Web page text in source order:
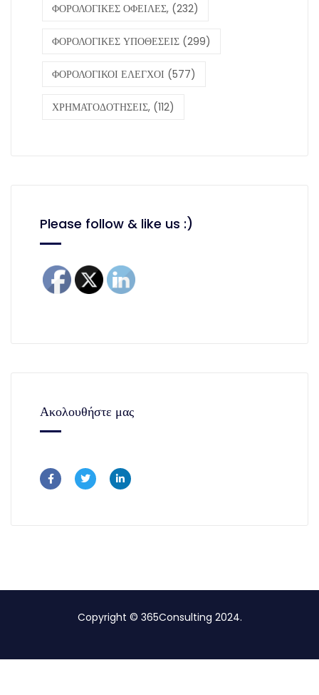
ΦΟΡΟΛΟΓΙΚΕΣ ΟΦΕΙΛΕΣ, (232)
ΦΟΡΟΛΟΓΙΚΕΣ ΥΠΟΘΕΣΕΙΣ (299)
ΦΟΡΟΛΟΓΙΚΟΙ ΕΛΕΓΧΟΙ (577)
ΧΡΗΜΑΤΟΔΟΤΗΣΕΙΣ, (112)
Please follow & like us :)
Ακολουθήστε μας
Copyright © 365Consulting 2024.